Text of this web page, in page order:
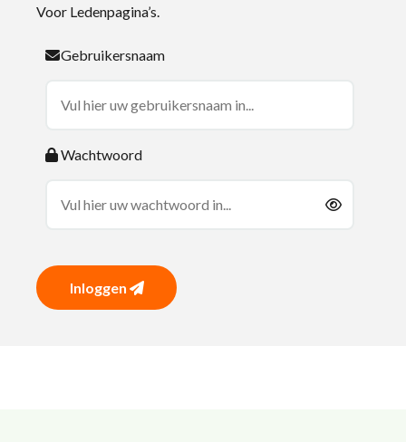
Voor Ledenpagina’s.
Gebruikersnaam
Wachtwoord
Inloggen